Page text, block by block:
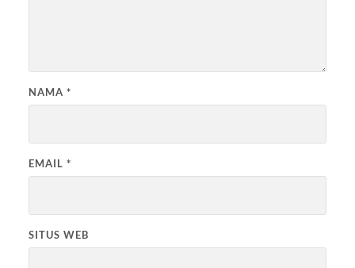
NAMA *
EMAIL *
SITUS WEB